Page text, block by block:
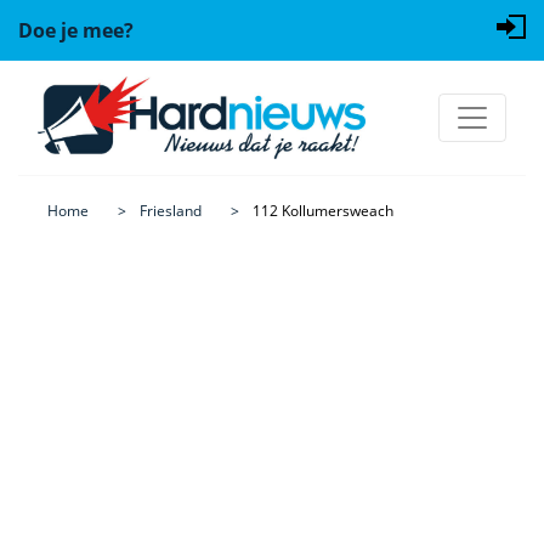
Doe je mee?
Home Friesland 112 Kollumersweach